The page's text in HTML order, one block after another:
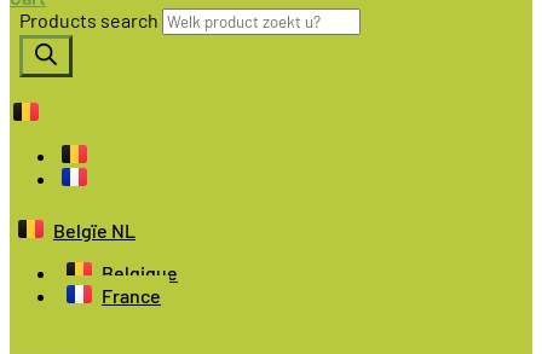
Products search
Belgïe NL
Belgique
France